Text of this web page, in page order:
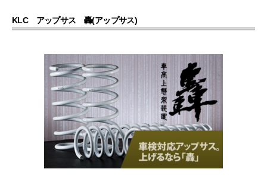
KLC アップサス 轟(アップサス)